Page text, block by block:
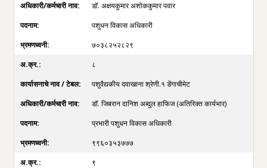
डॉ. अक्षयकुमार अशोककुमार पवार
पशुधन विकास अधिकारी
७०३८२५२८२९
८
पशुवैद्यकीय दवाखाना श्रेणी.१ डेंगाचीमेट
डॉ. जिबरान दानिश अब्दुल हाफिज (अतिरिक्त कार्यभार)
प्रभारी पशुधन विकास अधिकारी
९९६०३५३७७७
९